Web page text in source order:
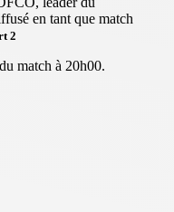
en tant que match
2
match à 20h00.